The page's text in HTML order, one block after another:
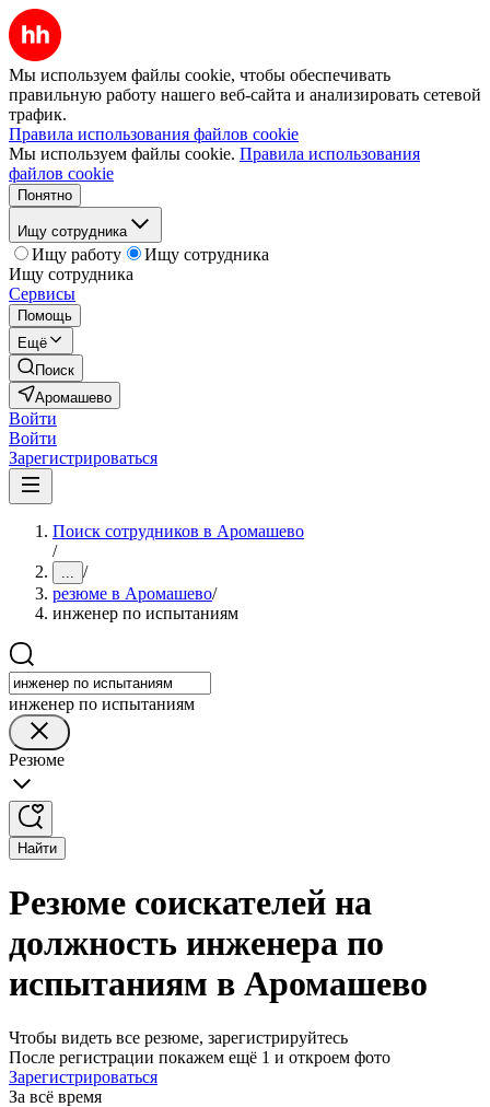
Мы используем файлы cookie, чтобы обеспечивать
правильную работу нашего веб-сайта и анализировать сетевой
трафик.
Правила использования файлов cookie
Мы используем файлы cookie. Правила использования
файлов cookie
Понятно
Ищу сотрудника
Ищу работу
Ищу сотрудника
Ищу сотрудника
Сервисы
Помощь
Ещё
Поиск
Аромашево
Войти
Войти
Зарегистрироваться
Поиск сотрудников в Аромашево
/
... /
резюме в Аромашево/
инженер по испытаниям
инженер по испытаниям
Резюме
Найти
Резюме соискателей на
должность инженера по
испытаниям в Аромашево
Чтобы видеть все резюме, зарегистрируйтесь
После регистрации покажем ещё 1 и откроем фото
Зарегистрироваться
За всё время